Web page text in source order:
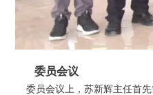
委员会议
委员会议上，苏新辉主任首先